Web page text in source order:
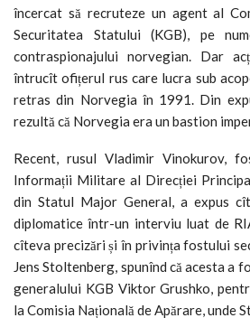
încercat să recruteze un agent al
Securitatea Statului (KGB), pe
contraspionajului norvegian. Dar
întrucît ofițerul rus care lucra sub
retras din Norvegia în 1991. Din
rezultă că Norvegia era un bastion
Recent, rusul Vladimir Vinokurov,
Informații Militare al Direcției
din Statul Major General, a expus
diplomatice într-un interviu luat de
cîteva precizări și în privința fostului
Jens Stoltenberg, spunînd că acesta a
generalului KGB Viktor Grushko,
la Comisia Națională de Apărare, unde